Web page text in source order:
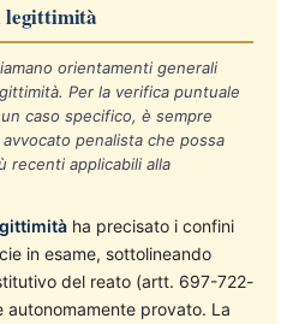
legittimità
orientamenti generali
Per la verifica puntuale
caso specifico, è sempre
penalista che possa
recenti applicabili alla
ha precisato i confini
in esame, sottolineando
del reato (artt. 697-722-
provato. La